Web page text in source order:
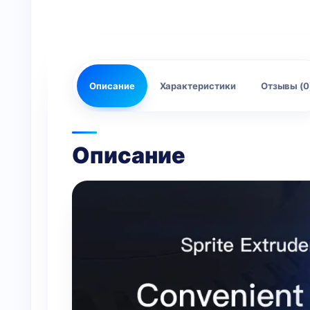
Описание Характеристики Отзывы
Описание